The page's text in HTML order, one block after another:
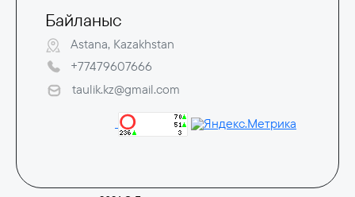
Байланыс
Astana, Kazakhstan
+77479607666
taulik.kz@gmail.com